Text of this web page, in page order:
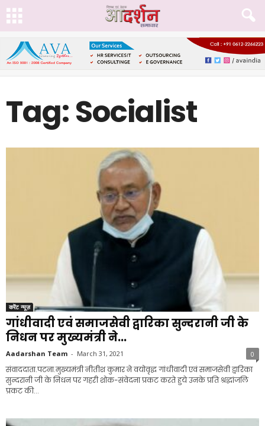
Tag: Socialist
करेंट न्यूज़
गांधीवादी एवं समाजसेवी द्वारिका सुन्दरानी जी के
निधन पर मुख्यमंत्री ने...
Aadarshan Team - March 31, 2021 0
संवाददाता.पटना.मुख्यमंत्री नीतीश कुमार ने वयोवृद्ध गांधीवादी एवं समाजसेवी द्वारिका
सुन्दरानी जी के निधन पर गहरी शोक-संवेदना प्रकट करते हुये उनके प्रति श्रद्धांजलि
प्रकट की...